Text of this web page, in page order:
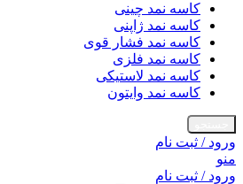
کاسه نمد چینی
کاسه نمد ژاپنی
کاسه نمد فشار قوی
کاسه نمد فلزی
کاسه نمد لاستیکی
کاسه نمد وایتون
ورود / ثبت نام
منو
ورود / ثبت نام